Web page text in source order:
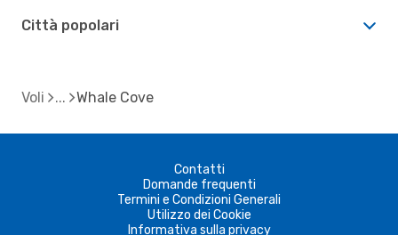
Città popolari
Voli Whale Cove
Contatti
Domande frequenti
Termini e Condizioni Generali
Utilizzo dei Cookie
Informativa sulla privacy